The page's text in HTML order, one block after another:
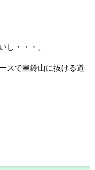
し・・・。
スで皇鈴山に抜ける道